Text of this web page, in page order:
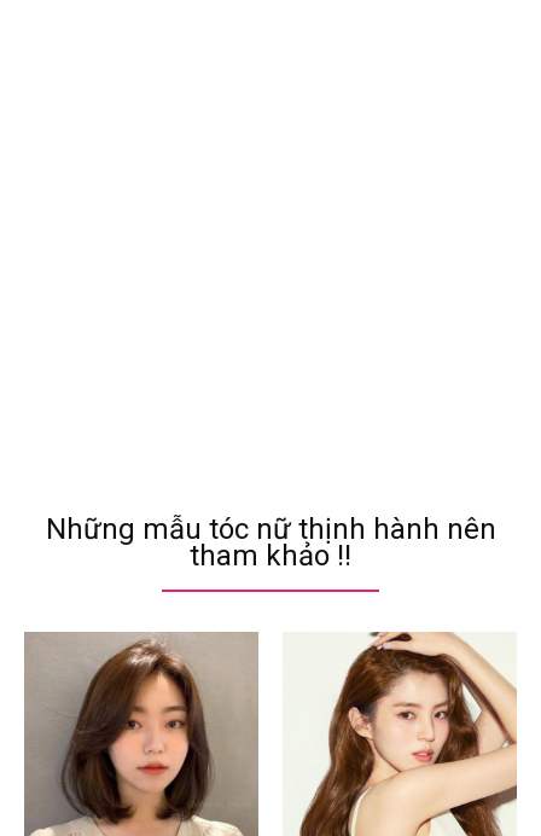
Những mẫu tóc nữ thịnh hành nên
tham khảo !!